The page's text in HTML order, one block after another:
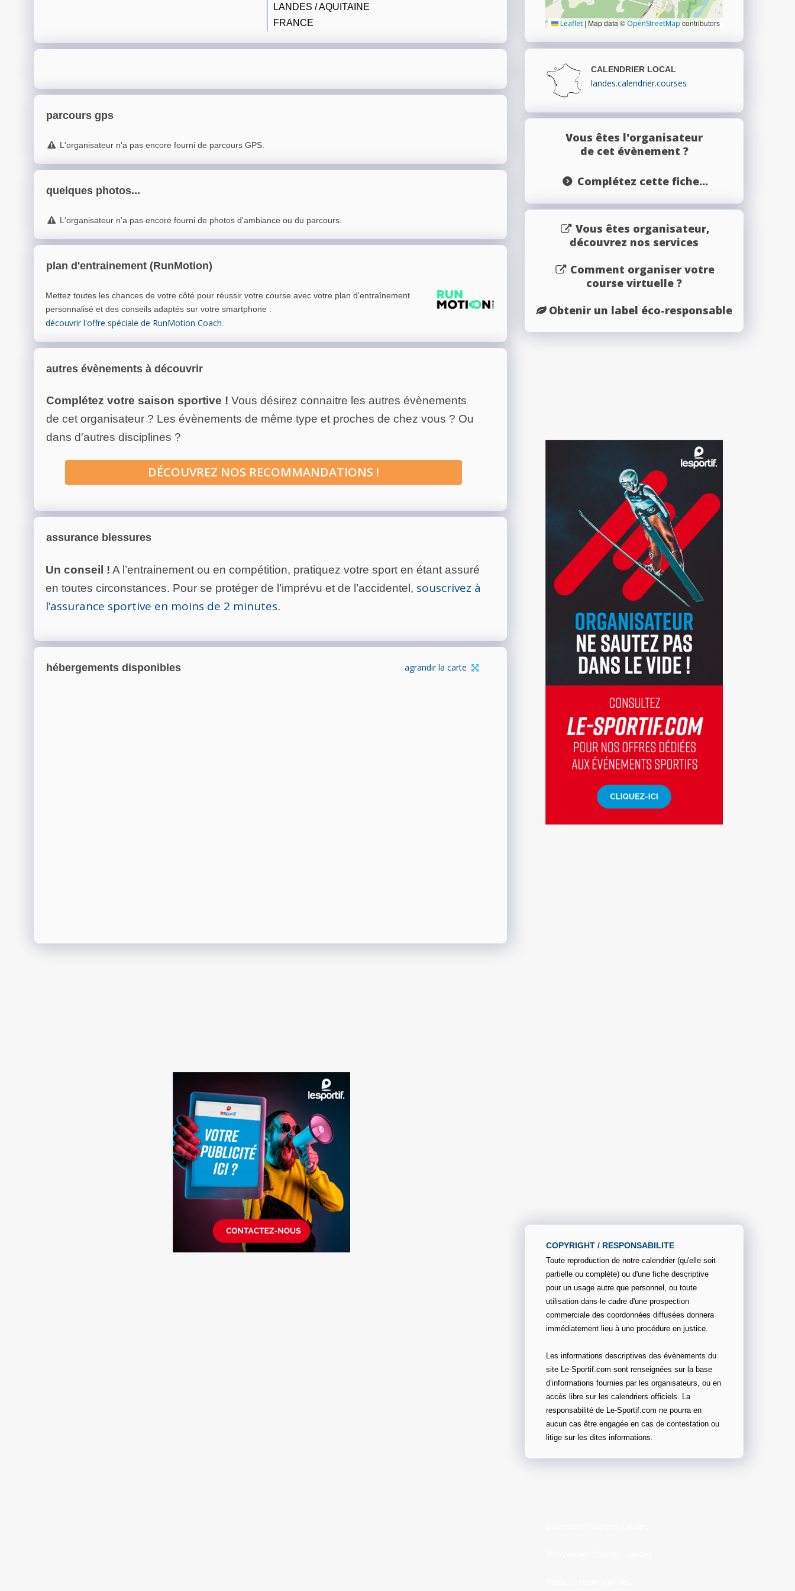
LANDES / AQUITAINE
FRANCE
parcours gps
L'organisateur n'a pas encore fourni de parcours GPS.
quelques photos...
L'organisateur n'a pas encore fourni de photos d'ambiance ou du parcours.
plan d'entrainement (RunMotion)
Mettez toutes les chances de votre côté pour réussir votre course avec votre plan d'entraînement
personnalisé et des conseils adaptés sur votre smartphone :
découvrir l'offre spéciale de RunMotion Coach.
autres évènements à découvrir
Complétez votre saison sportive ! Vous désirez connaitre les autres évènements
de cet organisateur ? Les évènements de même type et proches de chez vous ? Ou
dans d'autres disciplines ?
DÉCOUVREZ NOS RECOMMANDATIONS !
assurance blessures
Un conseil ! A l’entrainement ou en compétition, pratiquez votre sport en étant assuré
en toutes circonstances. Pour se protéger de l’imprévu et de l’accidentel, souscrivez à
l’assurance sportive en moins de 2 minutes.
hébergements disponibles agrandir la carte
Leaflet | Map data © OpenStreetMap contributors
CALENDRIER LOCAL
landes.calendrier.courses
Vous êtes l'organisateur
de cet évènement ?
Complétez cette fiche...
Vous êtes organisateur,
découvrez nos services
Comment organiser votre
course virtuelle ?
Obtenir un label éco-responsable
COPYRIGHT / RESPONSABILITE
Toute reproduction de notre calendrier (qu'elle soit
partielle ou complète) ou d'une fiche descriptive
pour un usage autre que personnel, ou toute
utilisation dans le cadre d'une prospection
commerciale des coordonnées diffusées donnera
immédiatement lieu à une procédure en justice.
Les informations descriptives des évènements du
site Le-Sportif.com sont renseignées sur la base
d’informations fournies par les organisateurs, ou en
accès libre sur les calendriers officiels. La
responsabilité de Le-Sportif.com ne pourra en
aucun cas être engagée en cas de contestation ou
litige sur les dites informations.